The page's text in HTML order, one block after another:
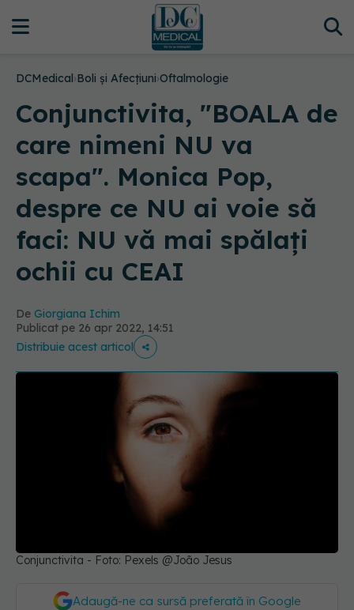
DCMedical›Boli și Afecțiuni›Oftalmologie
Conjunctivita, "BOALA de
care nimeni NU va
scapa". Monica Pop,
despre ce NU ai voie să
faci: NU vă mai spălați
ochii cu CEAI
De Giorgiana Ichim
Publicat pe 26 apr 2022, 14:51
Distribuie acest articol
Conjunctivita - Foto: Pexels @João Jesus
Adaugă-ne ca sursă preferată în Google